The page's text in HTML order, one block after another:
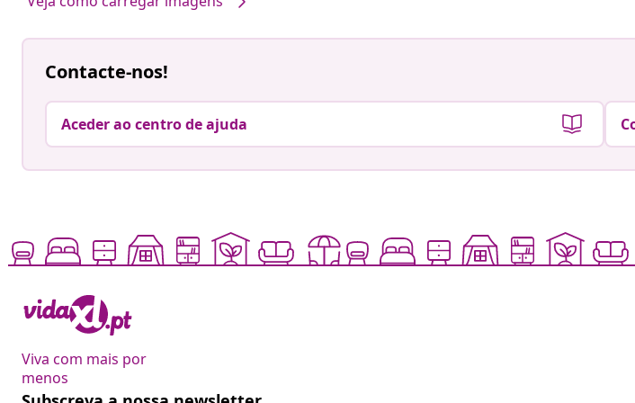
Contacte-nos!
Aceder ao centro de ajuda
Viva com mais por
menos